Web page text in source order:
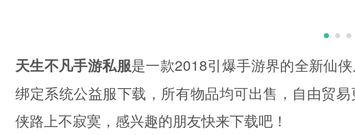
天生不凡手游私服是一款2018引爆手游界的全新仙
绑定系统公益服下载，所有物品均可出售，自由贸
侠路上不寂寞，感兴趣的朋友快来下载吧！